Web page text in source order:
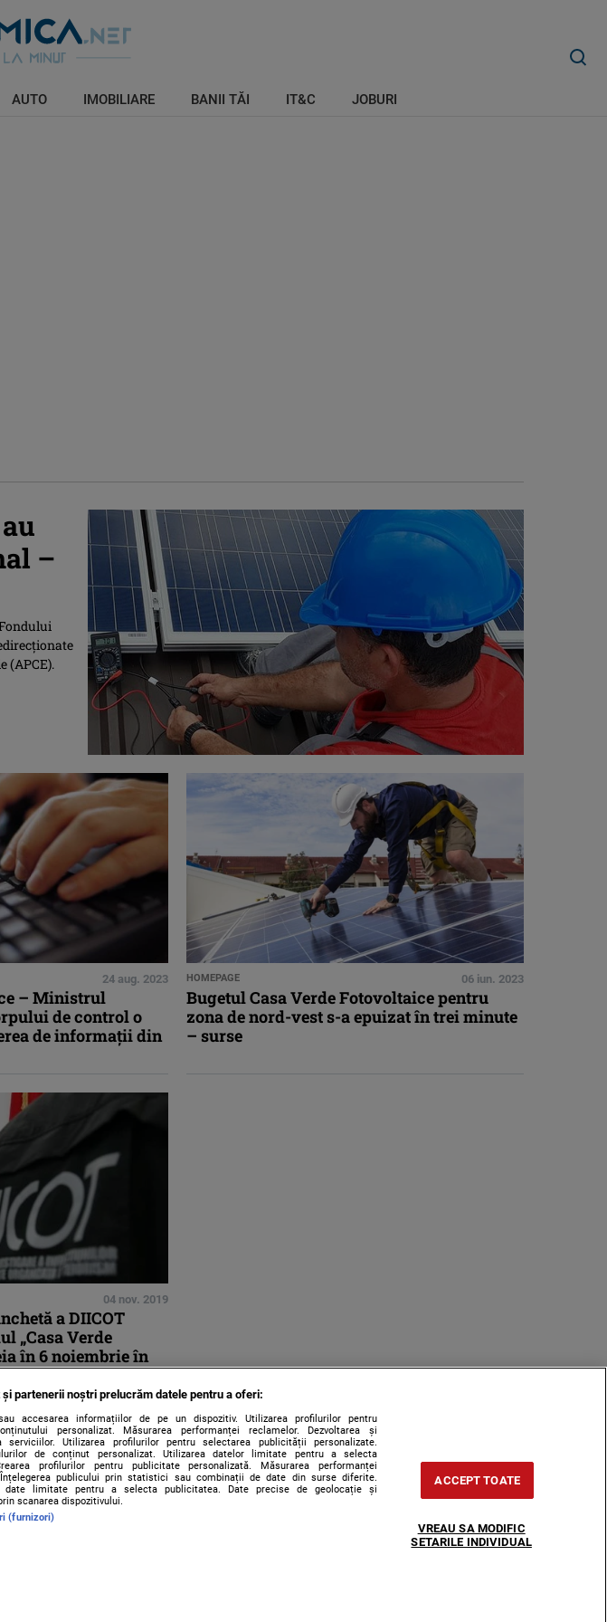
AUTO IMOBILIARE BANII TĂI IT&C JOBURI
–
(APCE).
24 aug. 2023
– Ministrul
de control o
de informaţii din
HOMEPAGE 06 iun. 2023
Bugetul Casa Verde Fotovoltaice pentru
zona de nord-vest s-a epuizat în trei minute
– surse
04 nov. 2019
a DIICOT
„Casa Verde
în 6 noiembrie în
și partenerii noștri prelucrăm datele pentru a oferi:
accesarea informațiilor de pe un dispozitiv. Utilizarea profilurilor pentru
personalizat. Măsurarea performanței reclamelor. Dezvoltarea și
serviciilor. Utilizarea profilurilor pentru selectarea publicității personalizate.
de conținut personalizat. Utilizarea datelor limitate pentru a selecta
profilurilor pentru publicitate personalizată. Măsurarea performanței
publicului prin statistici sau combinații de date din surse diferite.
date limitate pentru a selecta publicitatea. Date precise de geolocație și
scanarea dispozitivului.
(furnizori)
ACCEPT TOATE
VREAU SA MODIFIC
SETARILE INDIVIDUAL